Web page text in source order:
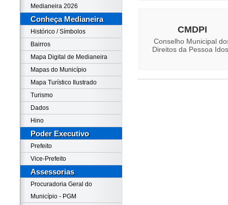
Medianeira 2026
Conheça Medianeira
Histórico / Símbolos
Bairros
Mapa Digital de Medianeira
Mapas do Município
Mapa Turístico Ilustrado
Turismo
Dados
Hino
Poder Executivo
Prefeito
Vice-Prefeito
Assessorias
Procuradoria Geral do
Município - PGM
CMDPI
Conselho Municipal
Direitos da Pessoa